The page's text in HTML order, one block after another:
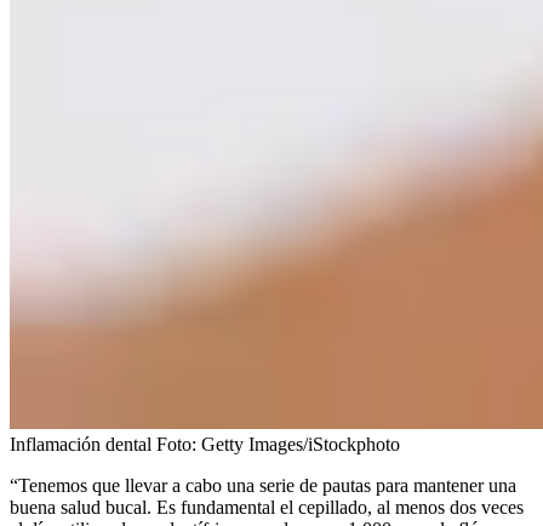
Inflamación dental Foto: Getty Images/iStockphoto
“Tenemos que llevar a cabo una serie de pautas para mantener una
buena salud bucal. Es fundamental el cepillado, al menos dos veces